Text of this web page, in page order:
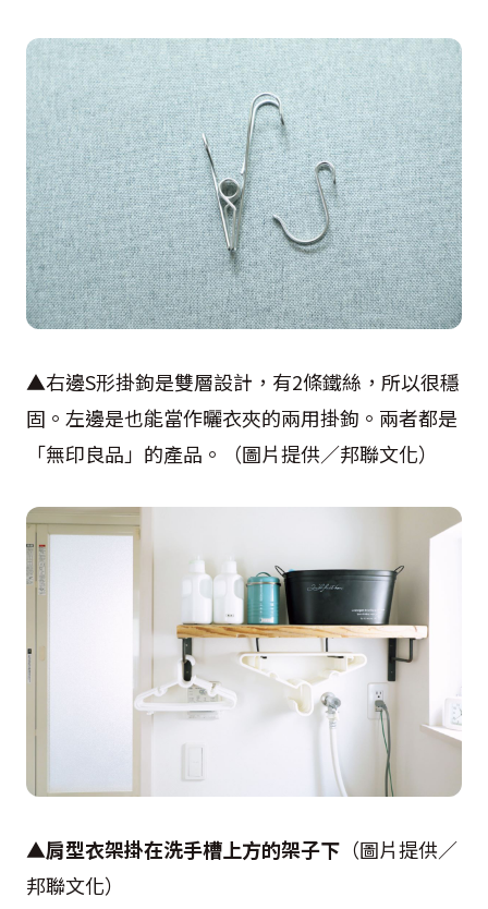
▲右邊S形掛鉤是雙層設計，有2條鐵絲，所以很穩
固。左邊是也能當作曬衣夾的兩用掛鉤。兩者都是
「無印良品」的產品。（圖片提供／邦聯文化）
▲肩型衣架掛在洗手槽上方的架子下 （圖片提供／
邦聯文化）